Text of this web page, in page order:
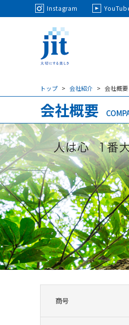
式会社
Instagram
トップ 会社紹介 会社概要
会社概要
商号
May we